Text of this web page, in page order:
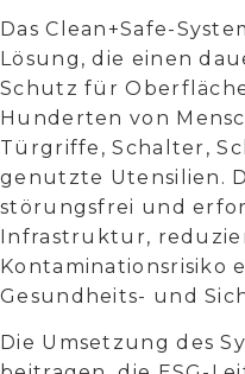
Das Clean+Safe-
Lösung, die einen
Schutz für
Hunderten von
Türgriffe, Schalter,
genutzte Utensilien.
störungsfrei und
Infrastruktur,
Gesundheits- und
Die Umsetzung des